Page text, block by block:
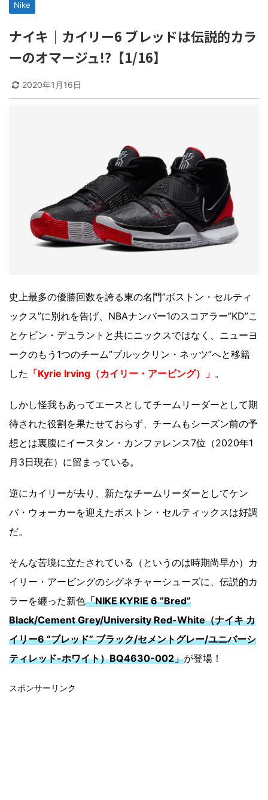
Nike
ナイキ｜カイリー6 ブレッドは伝説的カラ
ーのオマージュ!?【1/16】
2020年1月16日
史上最多の優勝回数を誇る東の名門”ボストン・セルティ
ックス”に別れを告げ、NBAナンバー1のスコアラー”KD”こ
とケビン・デュラントと共にニックスではなく、ニューヨ
ークのもう1つのチーム”ブルックリン・ネッツ”へと移籍
した 「Kyrie Irving（カイリー・アービング）」 。
しかし怪我もあってエースとしてチームリーダーとして期
待された役割を果たせておらず、チームもシーズン前の予
想とは裏腹にイースタン・カンファレンス7位（2020年1
月3日現在）に留まっている。
逆にカイリーが去り、新たなチームリーダーとしてケン
バ・ウォーカーを迎えたボストン・セルティックスは好調
だ。
そんな苦境に立たされている（というのは時期尚早か）カ
イリー・アービングのシグネチャーシューズに、伝説的カ
ラーを纏った新色「NIKE KYRIE 6 ”Bred”
Black/Cement Grey/University Red-White（ナイキ カ
イリー6 “ブレッド” ブラック/セメントグレー/ユニバーシ
ティレッド-ホワイト）BQ4630-002」が登場！
スポンサーリンク